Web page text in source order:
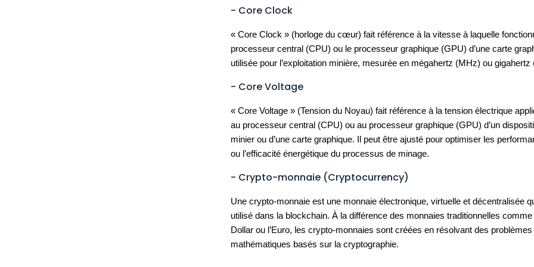
- Core Clock
« Core Clock » (horloge du cœur) fait référence à la vitesse à laquelle
processeur central (CPU) ou le processeur graphique (GPU) d’une carte
utilisée pour l’exploitation minière, mesurée en mégahertz (MHz) ou gigahertz
- Core Voltage
« Core Voltage » (Tension du Noyau) fait référence à la tension électrique
au processeur central (CPU) ou au processeur graphique (GPU) d’un
minier ou d’une carte graphique. Il peut être ajusté pour optimiser les
ou l’efficacité énergétique du processus de minage.
- Crypto-monnaie (Cryptocurrency)
Une crypto-monnaie est une monnaie électronique, virtuelle et décentralisée
utilisé dans la blockchain. À la différence des monnaies traditionnelles comme
Dollar ou l’Euro, les crypto-monnaies sont créées en résolvant des problèmes
mathématiques basés sur la cryptographie.